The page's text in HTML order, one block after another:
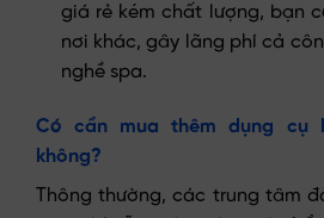
giá rẻ kém chất lượng, bạn
nơi khác, gây lãng phí cả
nghề spa.
Có cần mua thêm dụng cụ
không?
Thông thường, các trung tâm